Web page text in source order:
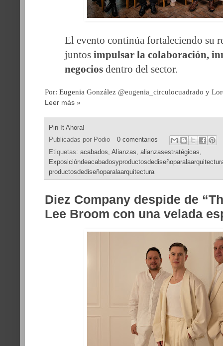
El evento continúa fortaleciendo su
juntos impulsar la colaboración,
negocios dentro del sector.
Por: Eugenia González @eugenia_circulocuadrado y
Leer más »
Pin It Ahora!
Publicadas por Podio
0 comentarios
Etiquetas: acabados, Alianzas, alianzasestratégicas,
productosdediseñoparalaarquitectura
Diez Company despide de
Lee Broom con una velada